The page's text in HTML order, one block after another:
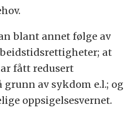
blant annet følge av
at
fått redusert
grunn av sykdom e.l.; og
oppsigelsesvernet.